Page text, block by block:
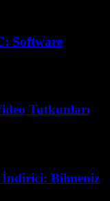
Software
Tutkunları
İndirici: Bilmeniz